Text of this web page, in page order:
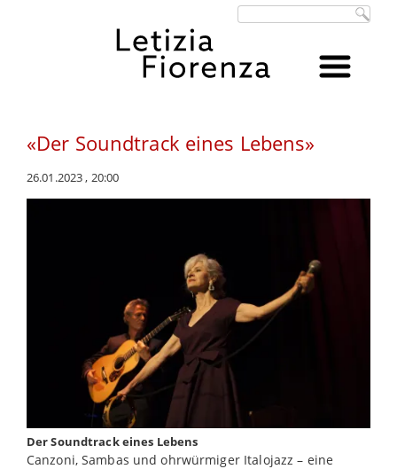
Suchbegriffe
«Der Soundtrack eines Lebens»
26.01.2023 , 20:00
Der Soundtrack eines Lebens
Canzoni, Sambas und ohrwürmiger Italojazz – eine